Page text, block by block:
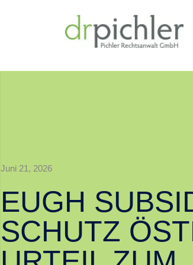
Juni 21, 2026
EUGH
SCHUTZ